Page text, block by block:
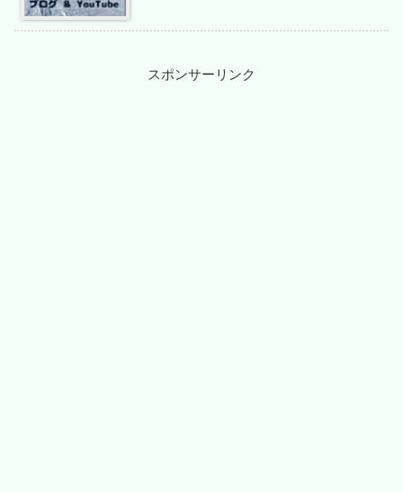
スポンサーリンク